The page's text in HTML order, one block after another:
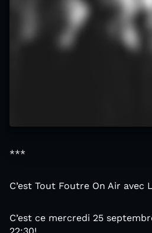
***
C’est Tout Foutre On Air avec
C’est ce mercredi 25
22:30!